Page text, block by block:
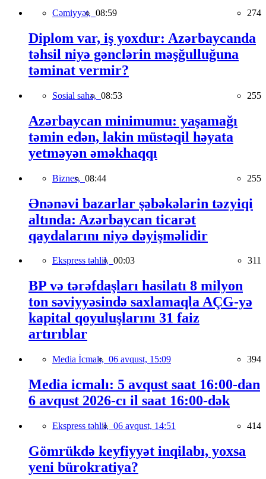
Cəmiyyət, 08:59 274
Diplom var, iş yoxdur: Azərbaycanda
təhsil niyə gənclərin məşğulluğuna
təminat vermir?
Sosial sahə, 08:53 255
Azərbaycan minimumu: yaşamağı
təmin edən, lakin müstəqil həyata
yetməyən əməkhaqqı
Biznes, 08:44 255
Ənənəvi bazarlar şəbəkələrin təzyiqi
altında: Azərbaycan ticarət
qaydalarını niyə dəyişməlidir
Ekspress təhlil, 00:03 311
BP və tərəfdaşları hasilatı 8 milyon
ton səviyyəsində saxlamaqla AÇG-yə
kapital qoyuluşlarını 31 faiz
artırıblar
Media İcmalı, 06 avqust, 15:09 394
Media icmalı: 5 avqust saat 16:00-dan
6 avqust 2026-cı il saat 16:00-dək
Ekspress təhlil, 06 avqust, 14:51 414
Gömrükdə keyfiyyət inqilabı, yoxsa
yeni bürokratiya?